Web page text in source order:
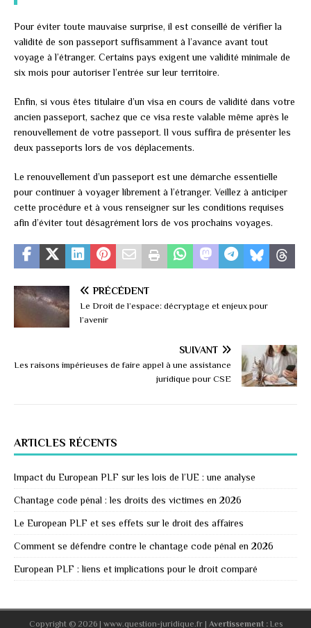
Pour éviter toute mauvaise surprise, il est conseillé de vérifier la
validité de son passeport suffisamment à l’avance avant tout
voyage à l’étranger. Certains pays exigent une validité minimale de
six mois pour autoriser l’entrée sur leur territoire.
Enfin, si vous êtes titulaire d’un visa en cours de validité dans votre
ancien passeport, sachez que ce visa reste valable même après le
renouvellement de votre passeport. Il vous suffira de présenter les
deux passeports lors de vos déplacements.
Le renouvellement d’un passeport est une démarche essentielle
pour continuer à voyager librement à l’étranger. Veillez à anticiper
cette procédure et à vous renseigner sur les conditions requises
afin d’éviter tout désagrément lors de vos prochains voyages.
PRÉCÉDENT
Le Droit de l’espace: décryptage et enjeux pour
l’avenir
SUIVANT
Les raisons impérieuses de faire appel à une assistance
juridique pour CSE
ARTICLES RÉCENTS
Impact du European PLF sur les lois de l’UE : une analyse
Chantage code pénal : les droits des victimes en 2026
Le European PLF et ses effets sur le droit des affaires
Comment se défendre contre le chantage code pénal en 2026
European PLF : liens et implications pour le droit comparé
Copyright © 2026 | www.question-juridique.fr | Avertissement :Les